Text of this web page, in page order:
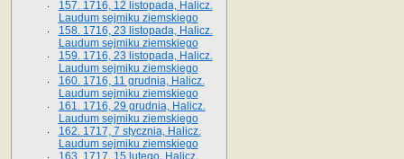
157. 1716, 12 listopada, Halicz.
Laudum sejmiku ziemskiego
158. 1716, 23 listopada, Halicz.
Laudum sejmiku ziemskiego
159. 1716, 23 listopada, Halicz.
Laudum sejmiku ziemskiego
160. 1716, 11 grudnia, Halicz.
Laudum sejmiku ziemskiego
161. 1716, 29 grudnia, Halicz.
Laudum sejmiku ziemskiego
162. 1717, 7 stycznia, Halicz.
Laudum sejmiku ziemskiego
163. 1717, 15 lutego, Halicz.